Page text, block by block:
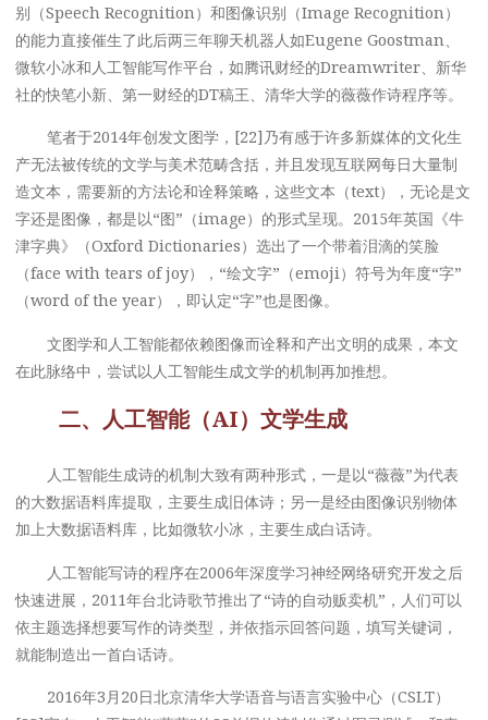
别（Speech Recognition）和图像识别（Image Recognition）
的能力直接催生了此后两三年聊天机器人如Eugene Goostman、
微软小冰和人工智能写作平台，如腾讯财经的Dreamwriter、新华
社的快笔小新、第一财经的DT稿王、清华大学的薇薇作诗程序等。
笔者于2014年创发文图学，[22]乃有感于许多新媒体的文化生
产无法被传统的文学与美术范畴含括，并且发现互联网每日大量制
造文本，需要新的方法论和诠释策略，这些文本（text），无论是文
字还是图像，都是以“图”（image）的形式呈现。2015年英国《牛
津字典》（Oxford Dictionaries）选出了一个带着泪滴的笑脸
（face with tears of joy），“绘文字”（emoji）符号为年度“字”
（word of the year），即认定“字”也是图像。
文图学和人工智能都依赖图像而诠释和产出文明的成果，本文
在此脉络中，尝试以人工智能生成文学的机制再加推想。
二、人工智能（AI）文学生成
人工智能生成诗的机制大致有两种形式，一是以“薇薇”为代表
的大数据语料库提取，主要生成旧体诗；另一是经由图像识别物体
加上大数据语料库，比如微软小冰，主要生成白话诗。
人工智能写诗的程序在2006年深度学习神经网络研究开发之后
快速进展，2011年台北诗歌节推出了“诗的自动贩卖机”，人们可以
依主题选择想要写作的诗类型，并依指示回答问题，填写关键词，
就能制造出一首白话诗。
2016年3月20日北京清华大学语音与语言实验中心（CSLT）